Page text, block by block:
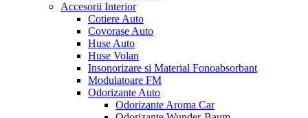
Accesorii Interior
Cotiere Auto
Covorase Auto
Huse Auto
Huse Volan
Insonorizare si Material Fonoabsorbant
Modulatoare FM
Odorizante Auto
Odorizante Aroma Car